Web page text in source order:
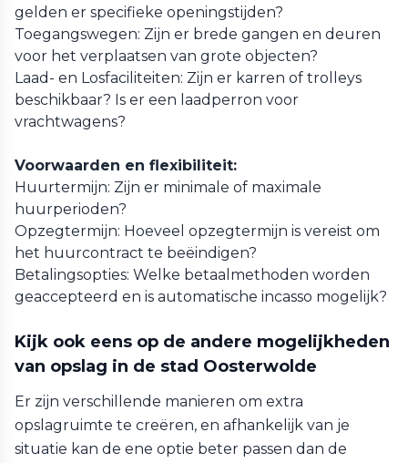
gelden er specifieke openingstijden?
Toegangswegen: Zijn er brede gangen en deuren
voor het verplaatsen van grote objecten?
Laad- en Losfaciliteiten: Zijn er karren of trolleys
beschikbaar? Is er een laadperron voor
vrachtwagens?
Voorwaarden en flexibiliteit:
Huurtermijn: Zijn er minimale of maximale
huurperioden?
Opzegtermijn: Hoeveel opzegtermijn is vereist om
het huurcontract te beëindigen?
Betalingsopties: Welke betaalmethoden worden
geaccepteerd en is automatische incasso mogelijk?
Kijk ook eens op de andere mogelijkheden
van opslag in de stad Oosterwolde
Er zijn verschillende manieren om extra
opslagruimte te creëren, en afhankelijk van je
situatie kan de ene optie beter passen dan de